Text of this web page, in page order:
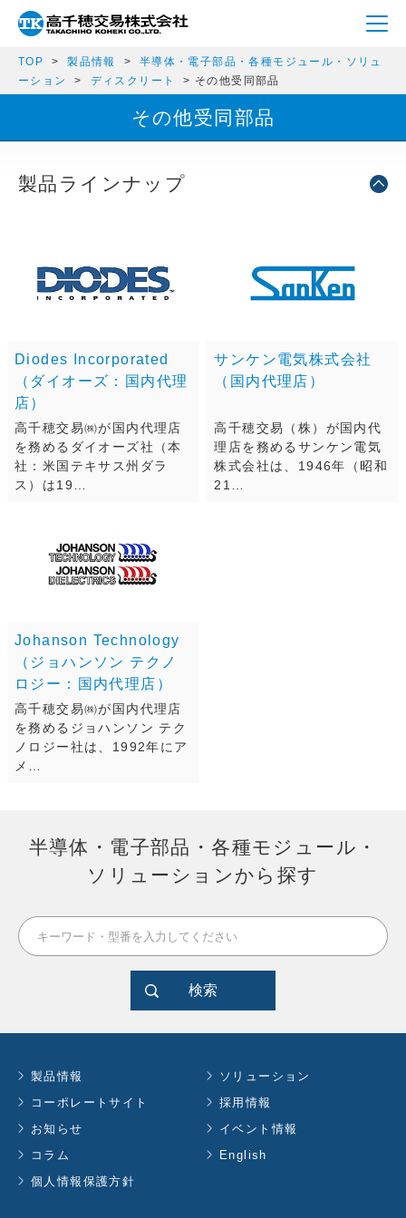
TOP 製品情報
半導体・電子部品・各種モジュール・ソリュ
ーション
ディスクリート その他受同部品
その他受同部品
製品ラインナップ
Diodes Incorporated
（ダイオーズ：国内代理
店）
高千穂交易㈱が国内代理店
を務めるダイオーズ社（本
社：米国テキサス州ダラ
ス）は19…
サンケン電気株式会社
（国内代理店）
高千穂交易（株）が国内代
理店を務めるサンケン電気
株式会社は、1946年（昭和
21…
Johanson Technology
（ジョハンソン テクノ
ロジー：国内代理店）
高千穂交易㈱が国内代理店
を務めるジョハンソン テク
ノロジー社は、1992年にア
メ…
半導体・電子部品・各種モジュール・
ソリューションから探す
検索
製品情報
ソリューション
コーポレートサイト
採用情報
お知らせ
イベント情報
コラム
English
個人情報保護方針